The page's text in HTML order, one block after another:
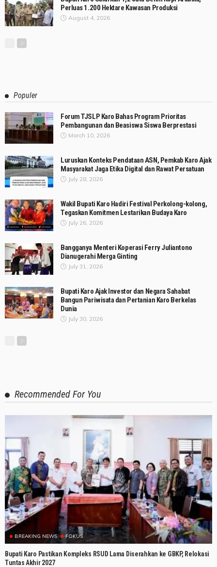
Perluas 1.200 Hektare Kawasan Produksi
August 4, 2026
Populer
Forum TJSLP Karo Bahas Program Prioritas
Pembangunan dan Beasiswa Siswa Berprestasi
March 10, 2026
Luruskan Konteks Pendataan ASN, Pemkab Karo Ajak
Masyarakat Jaga Etika Digital dan Rawat Persatuan
July 28, 2026
Wakil Bupati Karo Hadiri Festival Perkolong-kolong,
Tegaskan Komitmen Lestarikan Budaya Karo
July 26, 2026
Bangganya Menteri Koperasi Ferry Juliantono
Dianugerahi Merga Ginting
July 31, 2026
Bupati Karo Ajak Investor dan Negara Sahabat
Bangun Pariwisata dan Pertanian Karo Berkelas
Dunia
July 30, 2026
Recommended For You
BREAKING NEWS FOKUS
Bupati Karo Pastikan Kompleks RSUD Lama Diserahkan ke GBKP, Relokasi
Tuntas Akhir 2027